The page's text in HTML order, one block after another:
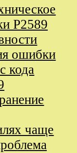
P2589
ошибки
кода
чаще